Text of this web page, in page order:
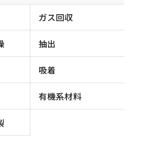
ガス回収
抽出
吸着
有機系材料